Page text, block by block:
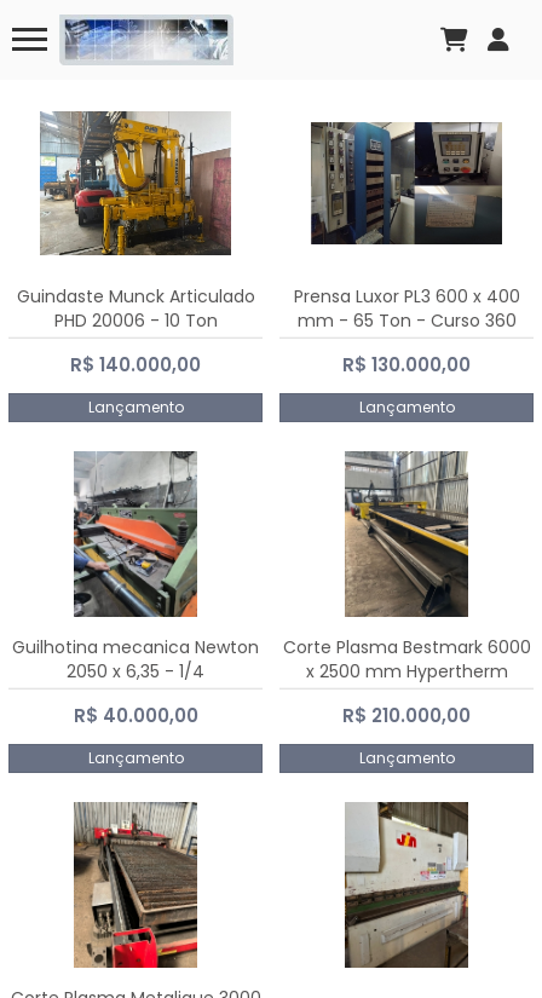
Guindaste Munck Articulado
PHD 20006 - 10 Ton
R$ 140.000,00
Lançamento
Prensa Luxor PL3 600 x 400
mm - 65 Ton - Curso 360
mm
R$ 130.000,00
Lançamento
Guilhotina mecanica Newton
2050 x 6,35 - 1/4
R$ 40.000,00
Lançamento
Corte Plasma Bestmark 6000
x 2500 mm Hypertherm
MaxPro 200
R$ 210.000,00
Lançamento